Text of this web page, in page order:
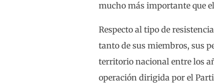
mucho más importante que
Respecto al tipo de
tanto de sus miembros, sus
territorio nacional entre los
operación dirigida por el